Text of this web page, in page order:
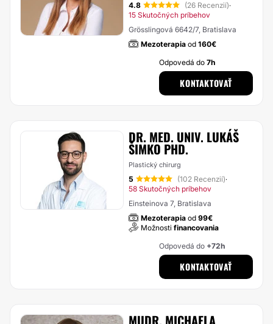
4.8 (26 Recenzií)·
15 Skutočných príbehov
Grösslingová 6642/7, Bratislava
Mezoterapia od 160€
Odpovedá do7h
KONTAKTOVAŤ
DR. MED. UNIV. LUKÁŠ
ŠIMKO PHD.
Plastický chirurg
5 (102 Recenzií)·
58 Skutočných príbehov
Einsteinova 7, Bratislava
Mezoterapia od 99€
Možnosti financovania
Odpovedá do +72h
KONTAKTOVAŤ
MUDR. MICHAELA